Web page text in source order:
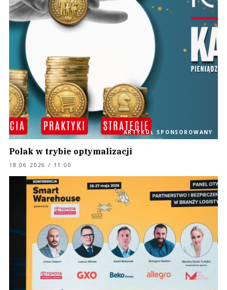
ARTYKUŁ SPONSOROWANY
Polak w trybie optymalizacji
18.06.2026 / 11:00